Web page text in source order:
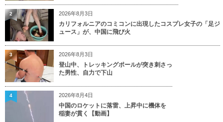
2026年8月3日
カリフォルニアのコミコンに出現したコスプレ女子の「足ジ
ュース」が、中国に飛び火
2
2026年8月3日
登山中、トレッキングポールが突き刺さっ
た男性、自力で下山
3
2026年8月4日
中国のロケットに落雷、上昇中に機体を
稲妻が貫く【動画】
4